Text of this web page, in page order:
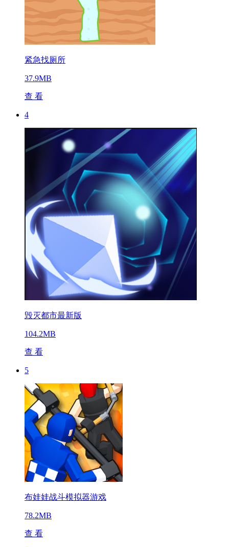
紧急找厕所
37.9MB
查 看
4
毁灭都市最新版
104.2MB
查 看
5
布娃娃战斗模拟器游戏
78.2MB
查 看